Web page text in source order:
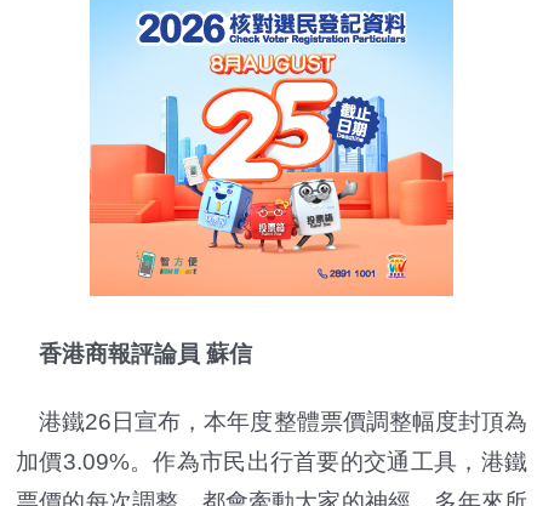
香港商報評論員 蘇信
港鐵26日宣布，本年度整體票價調整幅度封頂為
加價3.09%。作為市民出行首要的交通工具，港鐵